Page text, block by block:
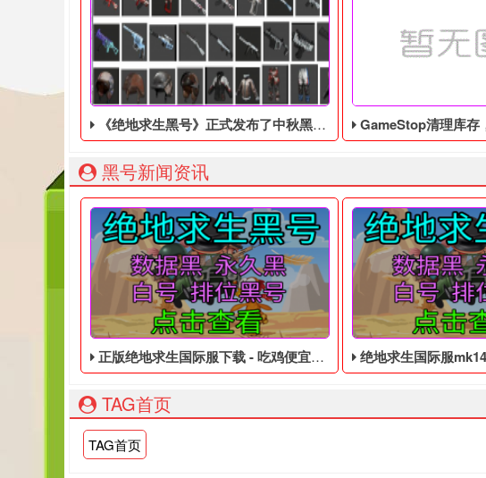
绝地求生黑号： 质保时间内找回换号！ 绝地求生白号： 四无白号
2036年，世界上突然
《绝地求生黑号​》正式发布了中秋黑号相关的账号出售服务
远方相思，中秋将至，希望大家团圆，健康平安，在中秋来临之
GameStop清理库存，EA游戏
据外媒Kotaku报道，
黑号新闻资讯
正版绝地求生国际服下载 - 吃鸡便宜的永久黑号 绝地求生国际服mk14皮肤 -
TAG首页
TAG首页